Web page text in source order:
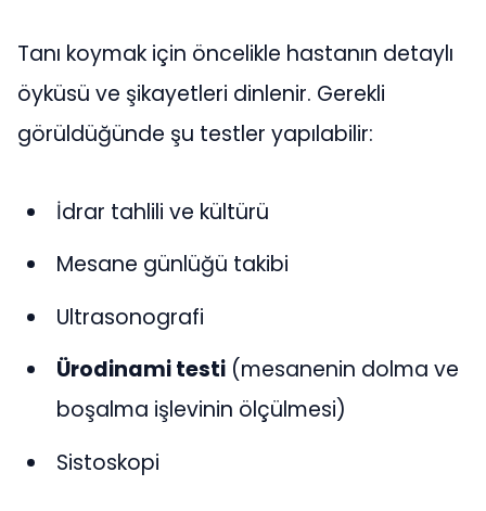
Tanı koymak için öncelikle hastanın detaylı
öyküsü ve şikayetleri dinlenir. Gerekli
görüldüğünde şu testler yapılabilir:
İdrar tahlili ve kültürü
Mesane günlüğü takibi
Ultrasonografi
Ürodinami testi (mesanenin dolma ve
boşalma işlevinin ölçülmesi)
Sistoskopi